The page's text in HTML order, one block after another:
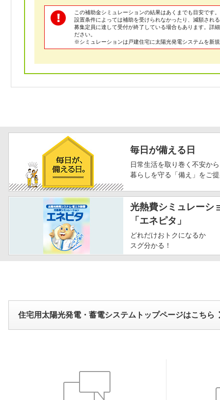
この補助金シミュレーションの結果はあくまでも目安です。
設置条件によっては補助を受けられなかったり、減額され
募集定員に達して受付が終了している場合もあります。詳
ださい。
※シミュレーションは戸建住宅に太陽光発電システムを新
毎日が備える日
日常生活を取り巻く不安から
暮らしを守る「備え」をご
光熱費シミュレーシ
「エネピタ」
どれだけおトクになるか
スグ分かる！
住宅用太陽光発電・蓄電システムトップページはこちら